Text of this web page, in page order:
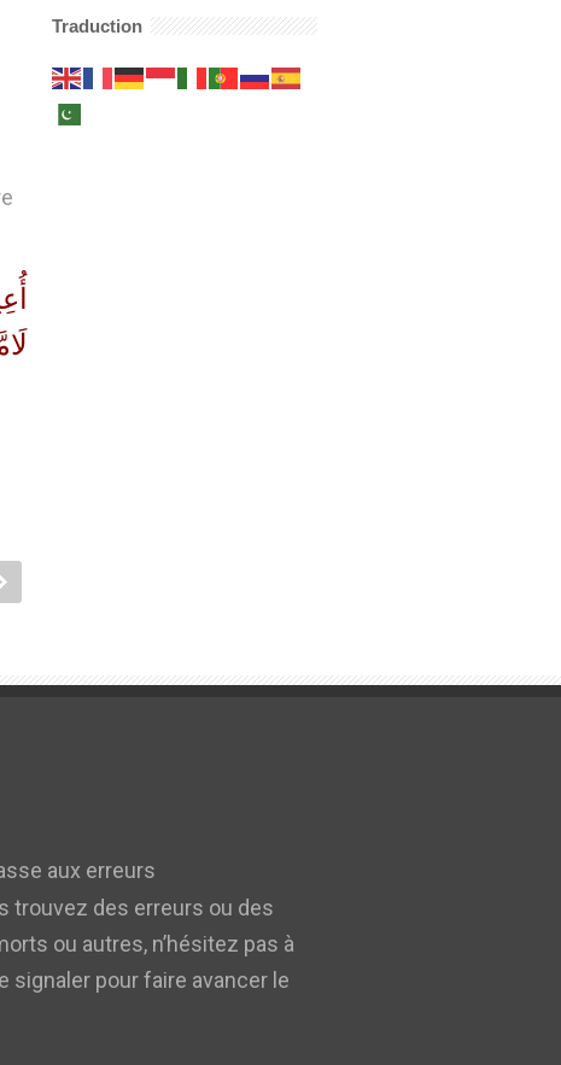
Traduction
aux erreurs
trouvez des erreurs ou des
ou autres, n’hésitez pas à
signaler pour faire avancer le